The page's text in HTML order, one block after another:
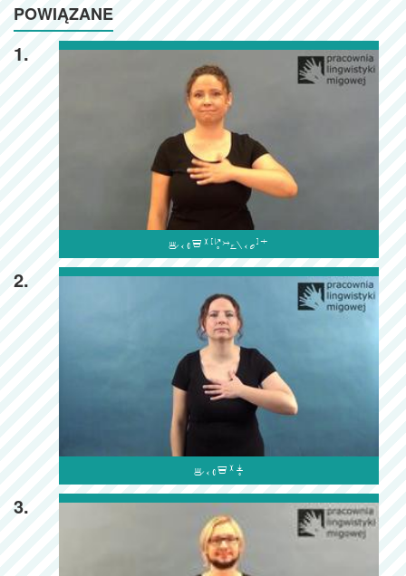
POWIĄZANE
1.

2.

3.